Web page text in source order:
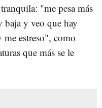
"me pesa más
y veo que hay
estreso", como
que más se le